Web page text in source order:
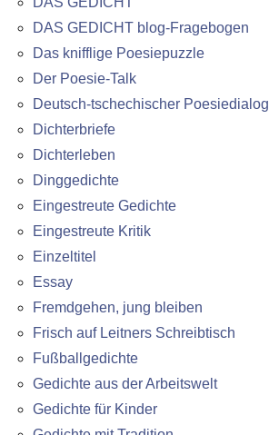
DAS GEDICHT blog-Fragebogen
Das knifflige Poesiepuzzle
Der Poesie-Talk
Deutsch-tschechischer Poesiedialog
Dichterbriefe
Dichterleben
Dinggedichte
Eingestreute Gedichte
Eingestreute Kritik
Einzeltitel
Essay
Fremdgehen, jung bleiben
Frisch auf Leitners Schreibtisch
Fußballgedichte
Gedichte aus der Arbeitswelt
Gedichte für Kinder